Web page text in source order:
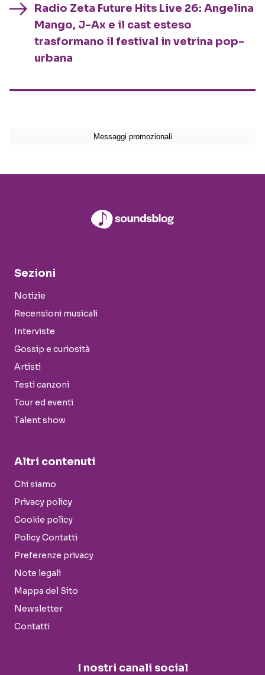
Radio Zeta Future Hits Live 26: Angelina
Mango, J-Ax e il cast esteso
trasformano il festival in vetrina pop-
urbana
Sezioni
Notizie
Recensioni musicali
Interviste
Gossip e curiosità
Artisti
Testi canzoni
Tour ed eventi
Talent show
Altri contenuti
Chi siamo
Privacy policy
Cookie policy
Policy Contatti
Preferenze privacy
Note legali
Mappa del Sito
Newsletter
Contatti
I nostri canali social